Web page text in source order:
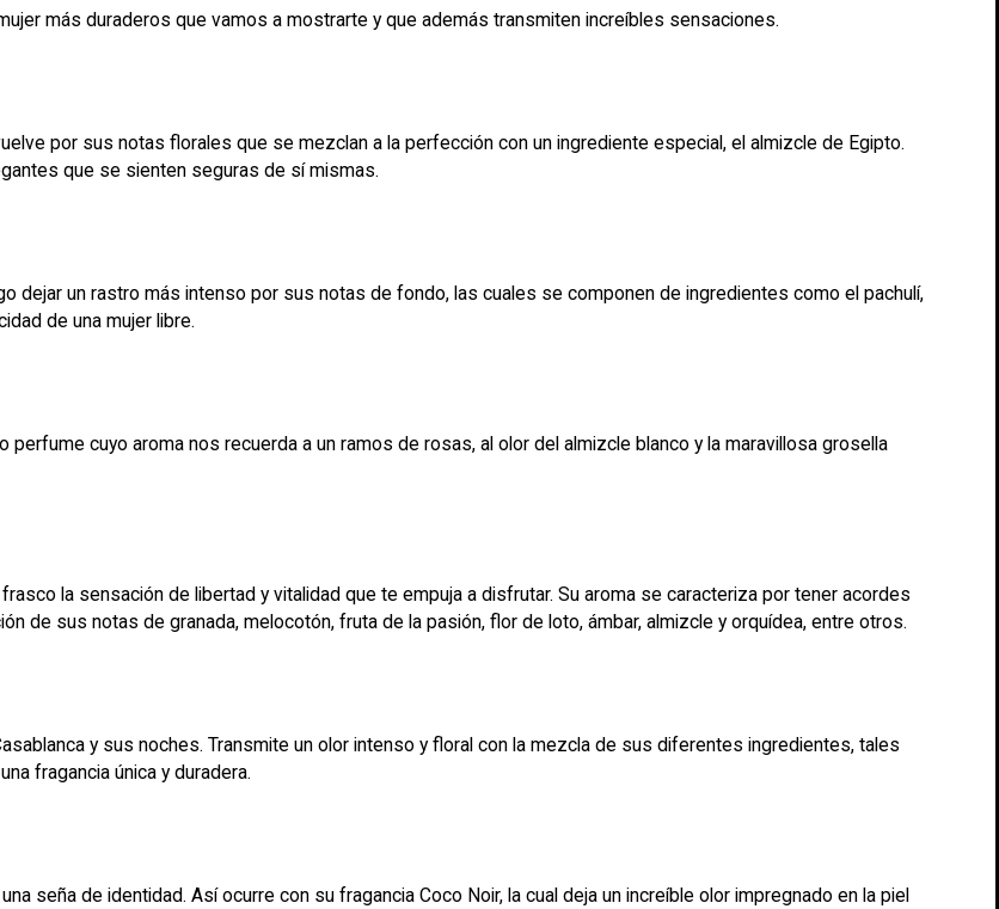
más duraderos que vamos a mostrarte y que además transmiten increíbles sensaciones.
por sus notas florales que se mezclan a la perfección con un ingrediente especial, el almizcle de Egipto.
que se sienten seguras de sí mismas.
dejar un rastro más intenso por sus notas de fondo, las cuales se componen de ingredientes como el pachulí,
de una mujer libre.
cuyo aroma nos recuerda a un ramos de rosas, al olor del almizcle blanco y la maravillosa grosella
la sensación de libertad y vitalidad que te empuja a disfrutar. Su aroma se caracteriza por tener acordes
de sus notas de granada, melocotón, fruta de la pasión, flor de loto, ámbar, almizcle y orquídea, entre otros.
y sus noches. Transmite un olor intenso y floral con la mezcla de sus diferentes ingredientes, tales
fragancia única y duradera.
seña de identidad. Así ocurre con su fragancia Coco Noir, la cual deja un increíble olor impregnado en la piel